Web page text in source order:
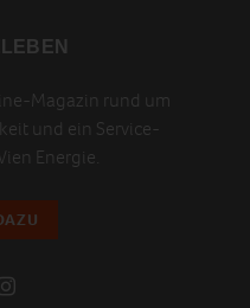
Magazin rund um
und ein Service-
Energie.